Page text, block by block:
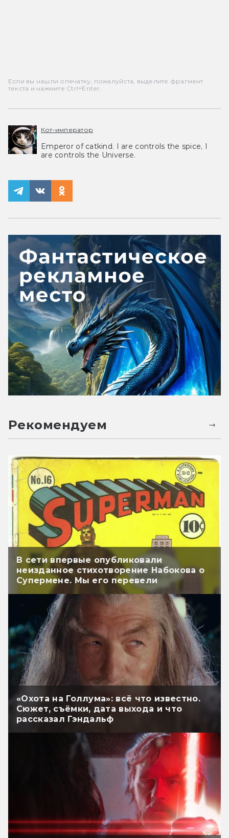
Если вы нашли опечатку, пожалуйста, выделите фрагмент
текста и нажмите Ctrl+Enter.
Кот-император
Emperor of catkind. I are controls the spice, I
are controls the Universe.
Рекомендуем
В сети впервые опубликовали
неизданное стихотворение Набокова о
Супермене. Мы его перевели
«Охота на Голлума»: всё что известно.
Сюжет, съёмки, дата выхода и что
рассказал Гэндальф